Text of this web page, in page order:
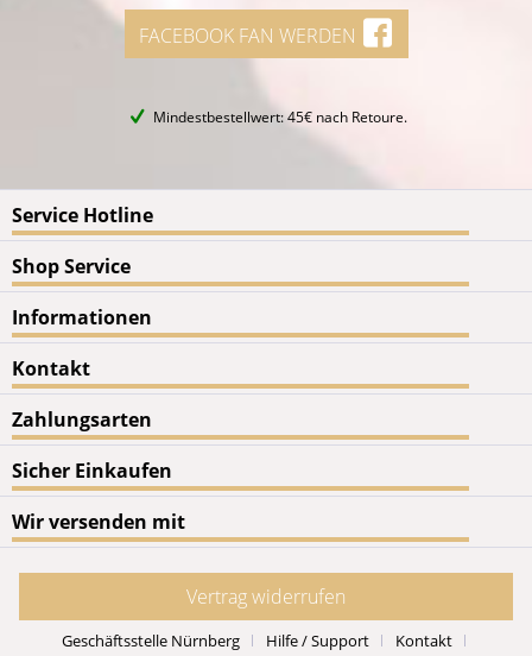
FACEBOOK FAN WERDEN
Mindestbestellwert: 45€ nach Retoure.
Service Hotline
Shop Service
Informationen
Kontakt
Zahlungsarten
Sicher Einkaufen
Wir versenden mit
Vertrag widerrufen
Geschäftsstelle Nürnberg Hilfe / Support Kontakt